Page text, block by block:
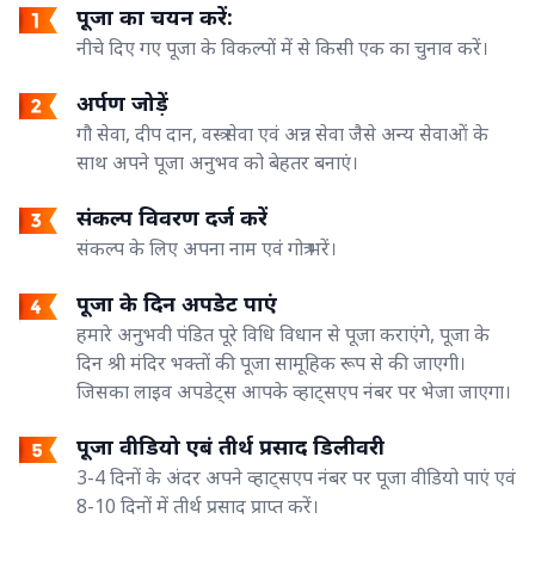
पूजा का चयन करें:
नीचे दिए गए पूजा के विकल्पों में से किसी एक का चुनाव करें।
अर्पण जोड़ें
गौ सेवा, दीप दान, वस्त्र सेवा एवं अन्न सेवा जैसे अन्य सेवाओं के
साथ अपने पूजा अनुभव को बेहतर बनाएं।
संकल्प विवरण दर्ज करें
संकल्प के लिए अपना नाम एवं गोत्र भरें।
पूजा के दिन अपडेट पाएं
हमारे अनुभवी पंडित पूरे विधि विधान से पूजा कराएंगे, पूजा के
दिन श्री मंदिर भक्तों की पूजा सामूहिक रूप से की जाएगी।
जिसका लाइव अपडेट्स आपके व्हाट्सएप नंबर पर भेजा जाएगा।
पूजा वीडियो एबं तीर्थ प्रसाद डिलीवरी
3-4 दिनों के अंदर अपने व्हाट्सएप नंबर पर पूजा वीडियो पाएं एवं
8-10 दिनों में तीर्थ प्रसाद प्राप्त करें।